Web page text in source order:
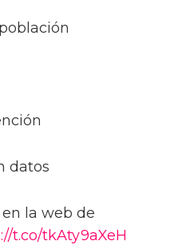
datos
la web de
t.co/tkAty9aXeH